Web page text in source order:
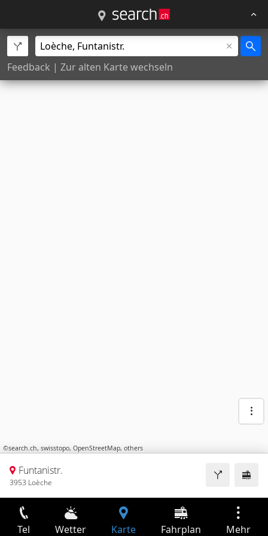
Feedback | Zur alten Karte wechseln
©search.ch, swisstopo, OpenStreetMap, others
Funtanistr.
3953 Loèche
Tel Wetter Karte Fahrplan Mehr